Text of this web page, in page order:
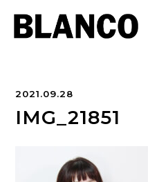
2021.09.28
IMG_21851